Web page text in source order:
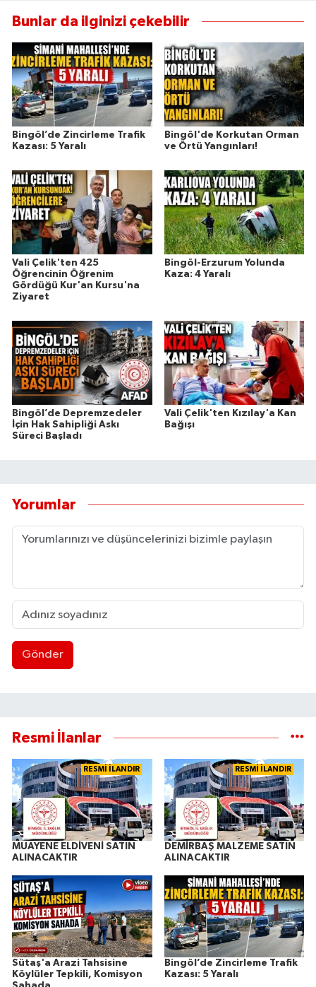
Bunlar da ilginizi çekebilir
Bingöl’de Zincirleme Trafik
Kazası: 5 Yaralı
Bingöl'de Korkutan Orman
ve Örtü Yangınları!
Vali Çelik'ten 425
Öğrencinin Öğrenim
Gördüğü Kur'an Kursu'na
Ziyaret
Bingöl-Erzurum Yolunda
Kaza: 4 Yaralı
Bingöl’de Depremzedeler
İçin Hak Sahipliği Askı
Süreci Başladı
Vali Çelik'ten Kızılay'a Kan
Bağışı
Yorumlar
Gönder
Resmi İlanlar
RESMİ İLANDIR
MUAYENE ELDİVENİ SATIN
ALINACAKTIR
RESMİ İLANDIR
DEMİRBAŞ MALZEME SATIN
ALINACAKTIR
Sütaş'a Arazi Tahsisine
Köylüler Tepkili, Komisyon
Bingöl’de Zincirleme Trafik
Kazası: 5 Yaralı